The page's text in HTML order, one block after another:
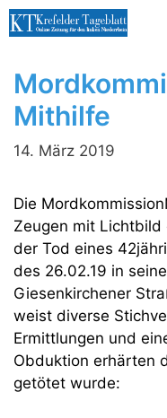
Zum
Inhalt
Mithilfe
14. März 2019
Die
Zeugen mit
der Tod eines
des 26.02.19 in
Giesenkirchener
weist diverse
Ermittlungen und
Obduktion erhärten
getötet wurde: